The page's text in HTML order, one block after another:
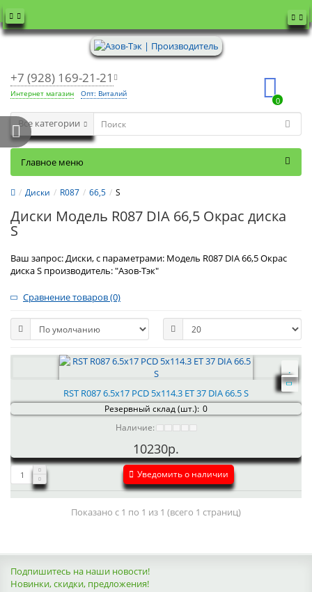
+7 (928) 169-21-21
Интернет магазин Опт: Виталий
0
Все категории
Главное меню
Диски R087 66,5 S
Диски Модель R087 DIA 66,5 Окрас диска
S
Ваш запрос: Диски, с параметрами: Модель R087 DIA 66,5 Окрас
диска S производитель: "Азов-Тэк"
Сравнение товаров (0)
RST R087 6.5x17 PCD 5x114.3 ET 37 DIA 66.5 S
Резервный склад (шт.): 0
Наличие:
10230р.
Уведомить о наличии
Показано с 1 по 1 из 1 (всего 1 страниц)
Подпишитесь на наши новости!
Новинки, скидки, предложения!